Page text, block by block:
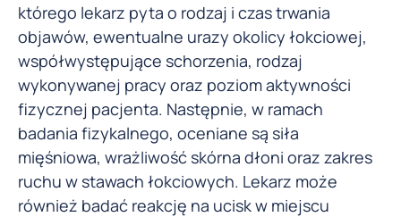
którego lekarz pyta o rodzaj i czas trwania
objawów, ewentualne urazy okolicy łokciowej,
współwystępujące schorzenia, rodzaj
wykonywanej pracy oraz poziom aktywności
fizycznej pacjenta. Następnie, w ramach
badania fizykalnego, oceniane są siła
mięśniowa, wrażliwość skórna dłoni oraz zakres
ruchu w stawach łokciowych. Lekarz może
również badać reakcję na ucisk w miejscu